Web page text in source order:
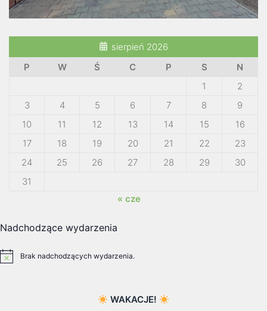
sierpień 2026
P
W Ś C P S
N
1
2
3
4 5 6 7 8
9
10
11 12 13 14 15
16
17
18 19 20 21 22
23
24
25 26 27 28 29
30
31
« cze
Nadchodzące wydarzenia
Powiadomienie
Brak nadchodzących wydarzenia.
WAKACJE!